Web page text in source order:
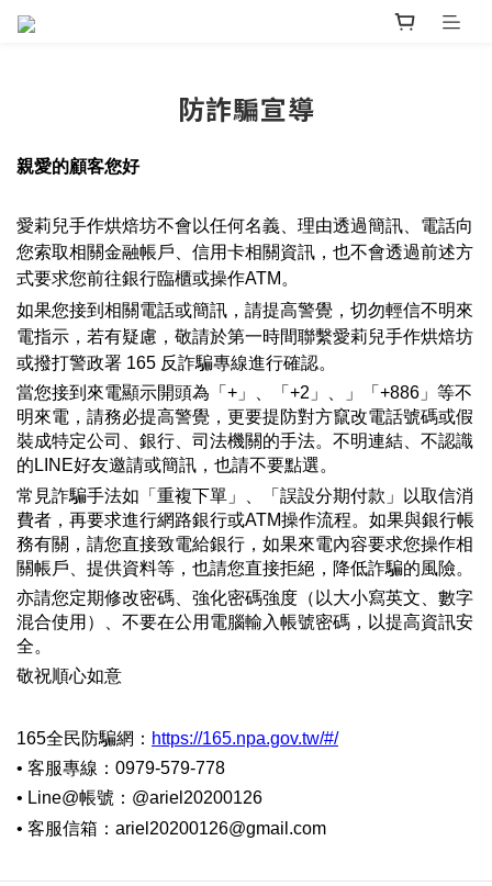
防詐騙宣導
親愛的顧客您好
愛莉兒手作烘焙坊不會以任何名義、理由透過簡訊、電話向
您索取相關金融帳戶、信用卡相關資訊，也不會透過前述方
式要求您前往銀行臨櫃或操作ATM。
如果您接到相關電話或簡訊，請提高警覺，切勿輕信不明來
電指示，若有疑慮，敬請於第一時間聯繫愛莉兒手作烘焙坊
或撥打警政署 165 反詐騙專線進行確認。
當您接到來電顯示開頭為「+」、「+2」、」「+886」等不
明來電，請務必提高警覺，更要提防對方竄改電話號碼或假
裝成特定公司、銀行、司法機關的手法。不明連結、不認識
的LINE好友邀請或簡訊，也請不要點選。
常見詐騙手法如「重複下單」、「誤設分期付款」以取信消
費者，再要求進行網路銀行或ATM操作流程。如果與銀行帳
務有關，請您直接致電給銀行，如果來電內容要求您操作相
關帳戶、提供資料等，也請您直接拒絕，降低詐騙的風險。
亦請您定期修改密碼、強化密碼強度（以大小寫英文、數字
混合使用）、不要在公用電腦輸入帳號密碼，以提高資訊安
全。
敬祝順心如意
165全民防騙網： https://165.npa.gov.tw/#/
• 客服專線：0979-579-778
• Line@帳號： @ariel20200126
• 客服信箱：ariel20200126@gmail.com